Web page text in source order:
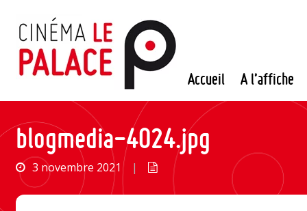
contenu
Accueil A l’affiche
blogmedia-4024.jpg
3 novembre 2021 |